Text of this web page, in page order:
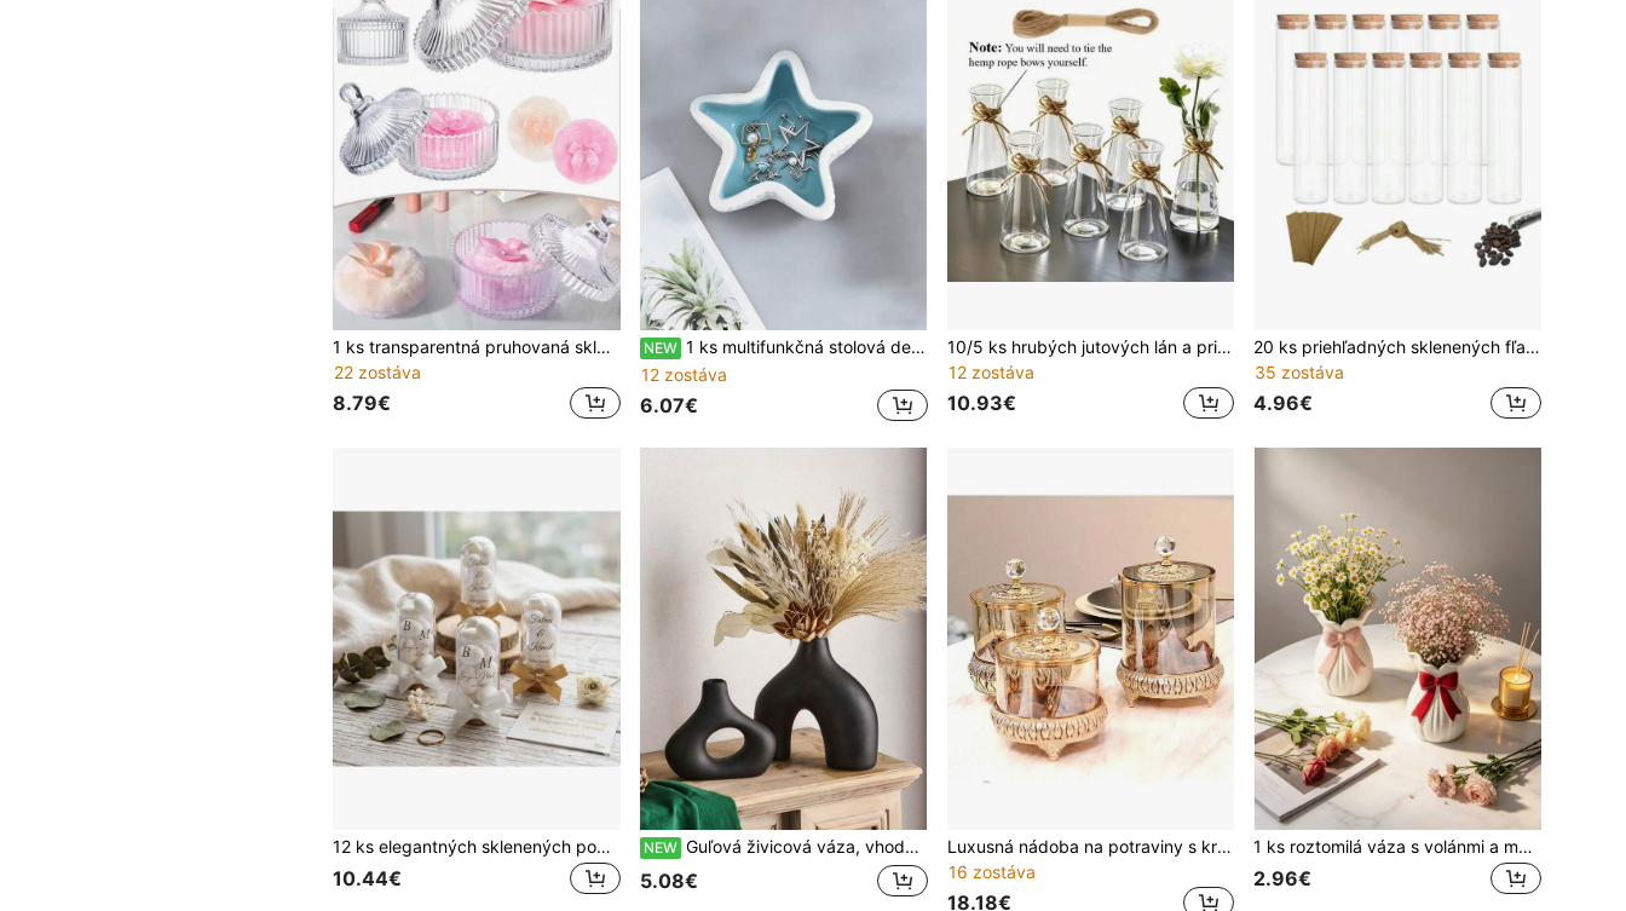
1 ks transparentná pruhovaná sklenená kozmetická nádoba s vekom, nádoba na púdrový puff, elegantná dekoratívna úložná krabička do kúpeľne, vhodná na sypký púder, kozmetiku a drobné doplnky, úložná nádoba na toaletný stolík
22 zostáva
8.79€
NEW 1 ks multifunkčná stolová dekorácia z keramiky v tvare morského koníka, možno použiť ako popelnicičku, ideálna na dekoráciu obývacieho izbu alebo spálneho stolíka
12 zostáva
6.07€
10/5 ks hrubých jutových lán a priehľadných plastových váz, vhodné na vystavenie kvetinových kytíc, sviatočné a domáce dekorácie na svadbu, narodeninovú oslavu, obývačku, spálňu, jedálenský stôl, Vianoce, Deň vďakyvzdania, Valentín, Nový rok
12 zostáva
10.93€
20 ks priehľadných sklenených fľaštiček, 50 ml vysoké fľaštičky s drevenými uzatváračkami, DIY mini sklenené fľaštičky, sklenené fľaštičky na správy s uzatváračkami, darčekové a úložné fľaštičky, svadobná dekorácia a darčeky na párty, najlepšie darčeky na narodeniny a promóciu
35 zostáva
4.96€
12 ks elegantných sklenených pohárov, ručne vyrábaný pohár na mandľové cukríky – sladké svadobné darčeky na párty, sklenená fľaša do vitríny s kupolou a korkom, elegantná čistá expozícia, vhodné na svadbu, umeleckú dekoráciu a ako darčekový pohár na párty
10.44€
NEW Guľová živicová váza, vhodná ako dekorácia na stôl, do spálne, do izby, do kancelárie alebo ako darček k výročiu a kolaudácii pre priateľov a rodinu.
5.08€
Luxusná nádoba na potraviny s krištáľovým krytom zo zlata - vintage zdobená nádoba na cukríky na dekoráciu domácnosti a organizér do kuchyne
16 zostáva
18.18€
1 ks roztomilá váza s volánmi a mašľou, biela základňa s ružovo-červenou mašľovou dekoráciou, stojan na kvetinové aranžmány, stolný kvetinový výstavný kvetináč, vhodný na pracovný stôl, mramorovú kuchynskú dosku, toaletný stolík v spálni, dekoráciu na svadobnú párty, štýl coquette cottagecore, populárny doplnok do domácnosti na sociálne siete
2.96€